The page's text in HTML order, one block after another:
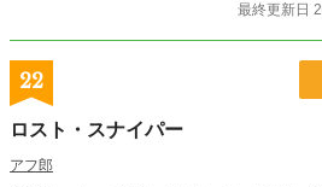
最終更新日
22
ロスト・スナイパー
アフ郎